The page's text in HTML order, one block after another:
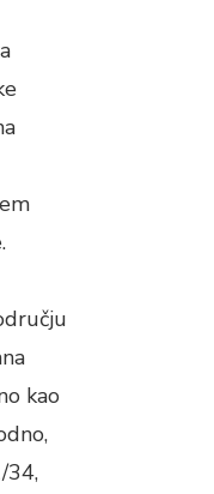
kao
34,